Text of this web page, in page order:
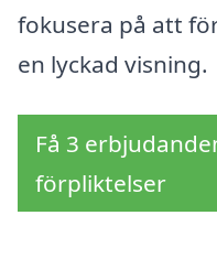
fokusera på att
en lyckad visning.
Få 3
förpliktelser